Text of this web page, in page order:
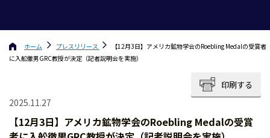
ホーム プレスリリース
【12月3日】アメリカ鉱物学会のRoebling Medalの受賞者
に入舩徹男GRC教授が決定（記者説明会を実施）
印刷する
2025.11.27
【12月3日】アメリカ鉱物学会のRoebling Medalの受賞